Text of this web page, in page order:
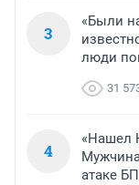
3
«Были
люди
31
4
«Нашел
атаке